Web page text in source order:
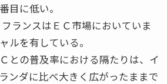
目に低い。
ンスはＥＣ市場においていま
ルを有している。
との普及率における隔たりは、イ
ンダに比べ大きく広がったままで